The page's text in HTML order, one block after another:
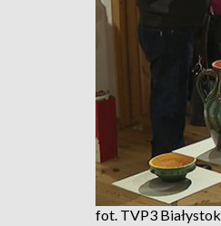
fot. TVP3 Białystok